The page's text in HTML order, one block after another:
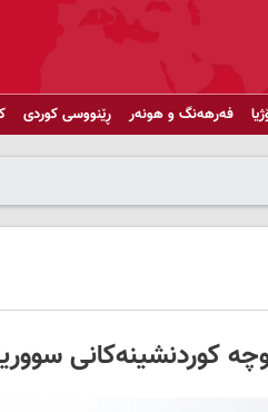
فەرهەنگ و هونەر ڕێنووسی کوردی
کوردنشینەکانی